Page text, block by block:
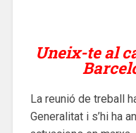
Uneix-te al
La reunió de treball
Generalitat i s’hi ha